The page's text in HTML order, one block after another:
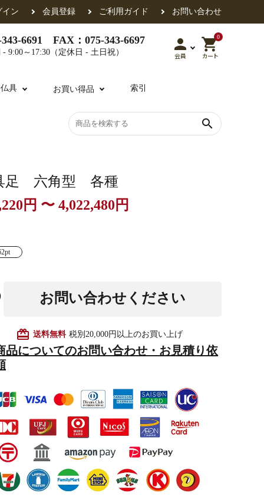
イン 会員登録 ご利用ガイド お問い合わせ
6691 FAX：075-343-6697
9:00～17:30（定休日 - 土日祝） person
会員
0
shopping_cart
カート
各派共通
仏具
掲示板・屋外用品・金
物
具 お買い得品 索引
search
足 六角型 各種
円 〜 4,022,480円
お問い合わせください
card_giftcard 送料無料 税別20,000円以上のお買い上げ
品についてのお問い合わせ・お見積り依